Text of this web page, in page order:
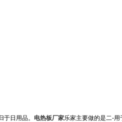
于日用品。 电热板厂家乐家主要做的是二-用